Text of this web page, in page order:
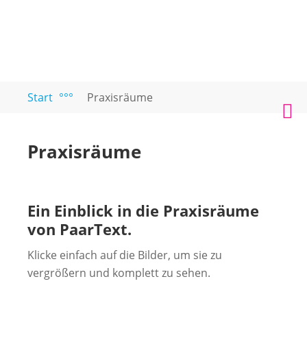
PAARTEXT
Coaching
und
Start °°° Praxisräume
Praxisräume
Ein Einblick in die Praxisräume
von PaarText.
Klicke einfach auf die Bilder, um sie zu
vergrößern und komplett zu sehen.